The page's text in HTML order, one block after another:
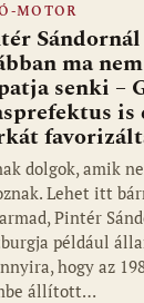
MOTOR
Sándornál
ma nem
senki –
is
dolgok, amik
Lehet itt
Pintér
például
hogy az
állított…